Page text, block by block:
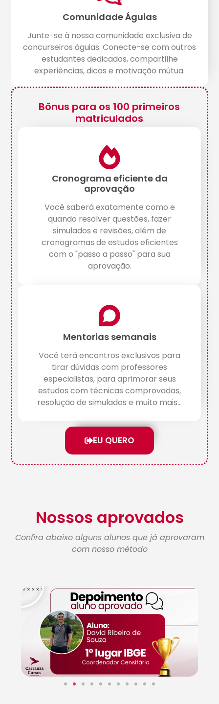
Comunidade Águias
Junte-se à nossa comunidade exclusiva de
concurseiros águias. Conecte-se com outros
estudantes dedicados, compartilhe
experiências, dicas e motivação mútua.
Bônus para os 100 primeiros
matriculados
Cronograma eficiente da
aprovação
Você saberá exatamente como e
quando resolver questões, fazer
simulados e revisões, além de
cronogramas de estudos eficientes
com o "passo a passo" para sua
aprovação.
Mentorias semanais
Você terá encontros exclusivos para
tirar dúvidas com professores
especialistas, para aprimorar seus
estudos com técnicas comprovadas,
resolução de simulados e muito mais...
EU QUERO
Nossos aprovados
Confira abaixo alguns alunos que já aprovaram
com nosso método